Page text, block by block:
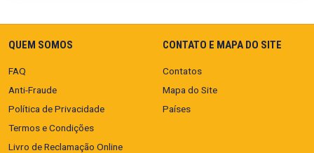
QUEM SOMOS
FAQ
Anti-Fraude
Política de Privacidade
Termos e Condições
Livro de Reclamação Online
CONTATO E MAPA DO SITE
Contatos
Mapa do Site
Países